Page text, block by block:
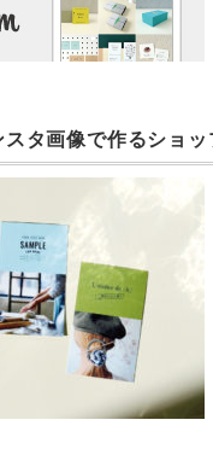
タ画像で作るショッ